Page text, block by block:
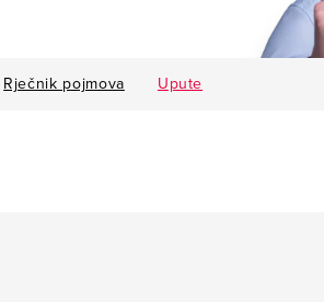
Rječnik pojmova Upute